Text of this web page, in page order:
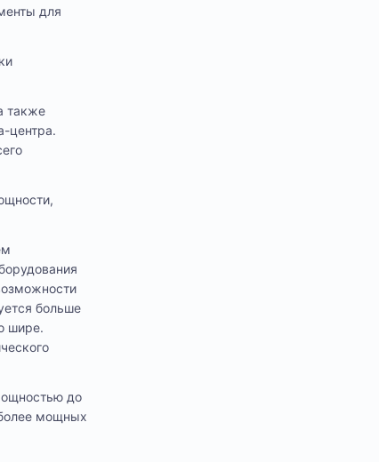
для
также
центра.
больше
шире.
до
мощных